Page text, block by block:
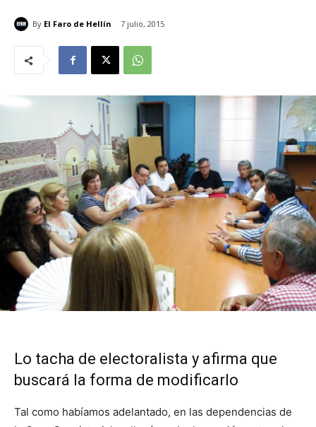
By El Faro de Hellín 7 julio, 2015
Lo tacha de electoralista y afirma que
buscará la forma de modificarlo
Tal como habíamos adelantado, en las dependencias de